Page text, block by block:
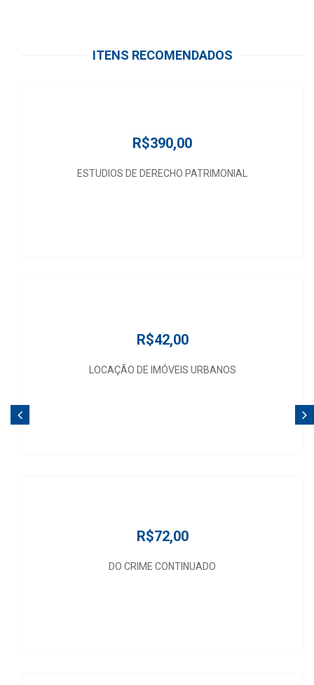
ITENS RECOMENDADOS
R$390,00
ESTUDIOS DE DERECHO PATRIMONIAL
R$42,00
LOCAÇÃO DE IMÓVEIS URBANOS
R$72,00
DO CRIME CONTINUADO